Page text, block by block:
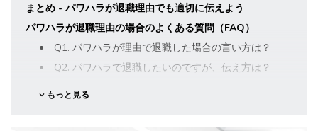
まとめ - パワハラが退職理由でも適切に伝えよう
パワハラが退職理由の場合のよくある質問（FAQ）
Q1. パワハラが理由で退職した場合の言い方は？
Q2. パワハラで退職したいのですが、伝え方は？
Q3. パワハラで辞める時の退職理由は何がいいですか？
もっと見る